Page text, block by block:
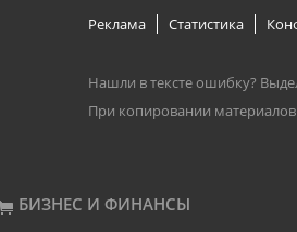
Реклама Статистика
Нашли в тексте ошибку?
При копировании материалов
БИЗНЕС И ФИНАНСЫ